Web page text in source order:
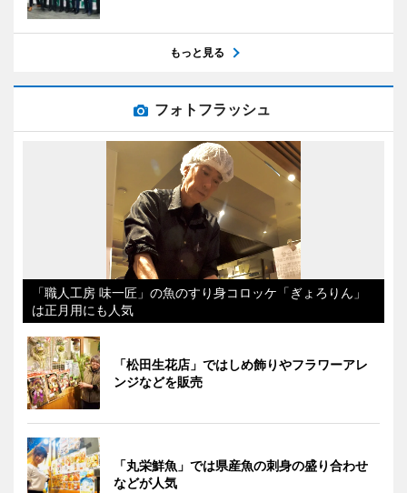
もっと見る
フォトフラッシュ
「職人工房 味一匠」の魚のすり身コロッケ「ぎょろりん」
は正月用にも人気
「松田生花店」ではしめ飾りやフラワーアレ
ンジなどを販売
「丸栄鮮魚」では県産魚の刺身の盛り合わせ
などが人気